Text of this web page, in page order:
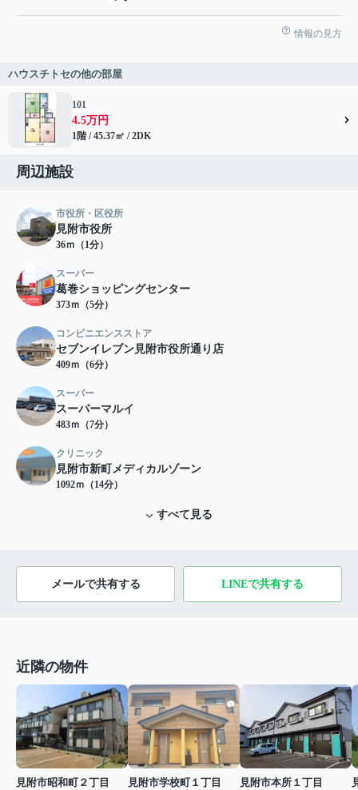
情報の見方
ハウスチトセの他の部屋
101
4.5万円
1階 / 45.37㎡ / 2DK
周辺施設
市役所・区役所
見附市役所
36ｍ（1分）
スーパー
葛巻ショッピングセンター
373ｍ（5分）
コンビニエンスストア
セブンイレブン見附市役所通り店
409ｍ（6分）
スーパー
スーパーマルイ
483ｍ（7分）
クリニック
見附市新町メディカルゾーン
1092ｍ（14分）
すべて見る
メールで共有する LINEで共有する
近隣の物件
見附市昭和町２丁目
見附市学校町１丁目
見附市本所１丁目